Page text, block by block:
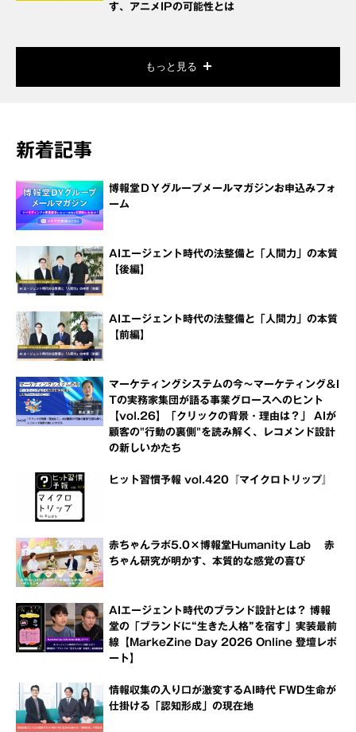
す、アニメIPの可能性とは
もっと見る
新着記事
博報堂ＤＹグループメールマガジンお申込みフォ
ーム
AIエージェント時代の法整備と「人間力」の本質
【後編】
AIエージェント時代の法整備と「人間力」の本質
【前編】
マーケティングシステムの今～マーケティング＆I
Tの実務家集団が語る事業グロースへのヒント
【vol.26】「クリックの背景・理由は？」 AIが
顧客の"行動の裏側"を読み解く、レコメンド設計
の新しいかたち
ヒット習慣予報 vol.420『マイクロトリップ』
赤ちゃんラボ5.0×博報堂Humanity Lab 赤
ちゃん研究が明かす、本質的な感覚の喜び
AIエージェント時代のブランド設計とは？ 博報
堂の「ブランドに“生きた人格”を宿す」実装最前
線【MarkeZine Day 2026 Online 登壇レポ
ート】
情報収集の入り口が激変するAI時代 FWD生命が
仕掛ける「認知形成」の現在地